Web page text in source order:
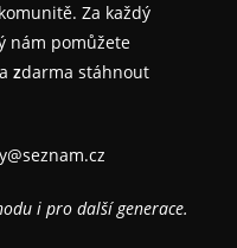
Za každý
nám pomůžete
zdarma stáhnout
i pro další generace.